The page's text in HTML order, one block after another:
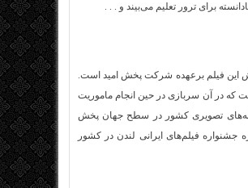
برای ترور تعلیم می‌بیند و . . .
شده است. پخش این فیلم برعهده شرکت پخش امید است.
که در آن سربازی در حین انجام ماموریت
تصویری کشور در سطح جهان پخش
فیلم‌های ایرانی لندن در کشور